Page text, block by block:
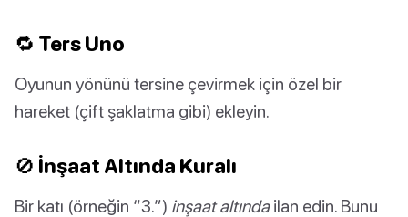
🔁 Ters Uno
Oyunun yönünü tersine çevirmek için özel bir
hareket (çift şaklatma gibi) ekleyin.
🚫 İnşaat Altında Kuralı
Bir katı (örneğin “3.”) inşaat altındailan edin. Bunu